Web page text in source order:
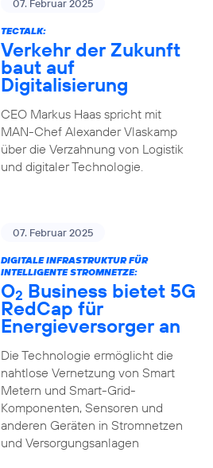
07. Februar 2025
TECTALK:
Verkehr der Zukunft
baut auf
Digitalisierung
CEO Markus Haas spricht mit
MAN-Chef Alexander Vlaskamp
über die Verzahnung von Logistik
und digitaler Technologie.
07. Februar 2025
DIGITALE INFRASTRUKTUR FÜR
INTELLIGENTE STROMNETZE:
O2 Business bietet 5G
RedCap für
Energieversorger an
Die Technologie ermöglicht die
nahtlose Vernetzung von Smart
Metern und Smart-Grid-
Komponenten, Sensoren und
anderen Geräten in Stromnetzen
und Versorgungsanlagen